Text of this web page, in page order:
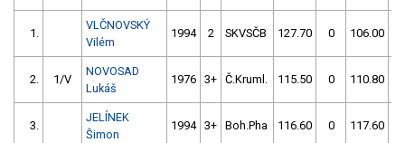
1.
VLČNOVSKÝ
Vilém
1994 2 SKVSČB 127.70 0 106.00
2. 1/V
NOVOSAD
Lukáš
1976 3+ Č.Kruml. 115.50 0 110.80
3.
JELÍNEK
Šimon
1994 3+ Boh.Pha 116.60 0 117.60